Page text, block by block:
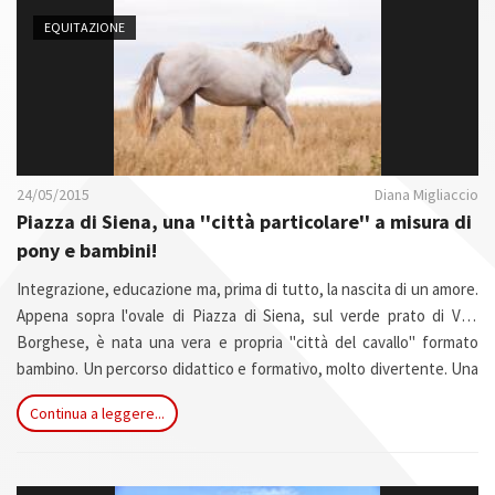
n
EQUITAZIONE
24/05/2015 Diana Migliaccio
Piazza di Siena, una ''città particolare'' a misura di
pony e bambini!
Integrazione, educazione ma, prima di tutto, la nascita di un amore.
Appena sopra l'ovale di Piazza di Siena, sul verde prato di Villa
Borghese, è nata una vera e propria "città del cavallo" formato
bambino. Un percorso didattico e formativo, molto divertente. Una
serie di attività mirate a creare un primo, ma completo, approccio
con il cavallo e il suo mondo.
Continua a leggere...